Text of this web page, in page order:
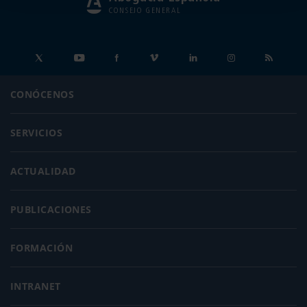
CONSEJO GENERAL
CONÓCENOS
SERVICIOS
ACTUALIDAD
PUBLICACIONES
FORMACIÓN
INTRANET